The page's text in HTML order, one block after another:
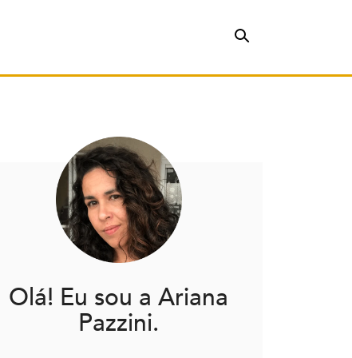
Olá! Eu sou a Ariana
Pazzini.